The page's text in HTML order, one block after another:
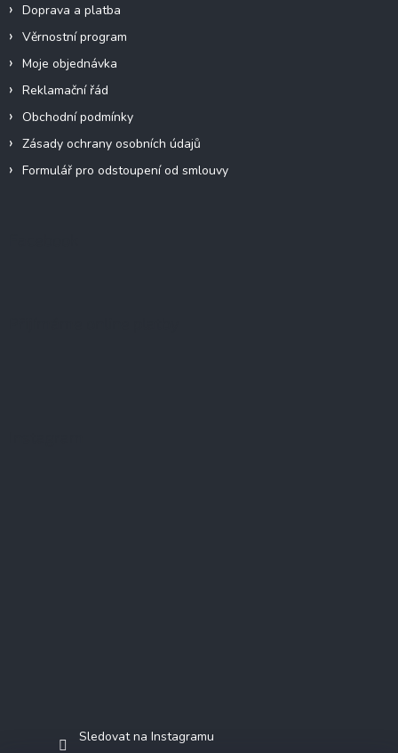
Doprava a platba
Věrnostní program
Moje objednávka
Reklamační řád
Obchodní podmínky
Zásady ochrany osobních údajů
Formulář pro odstoupení od smlouvy
Sledovat na Instagramu